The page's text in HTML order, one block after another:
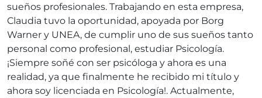
sueños profesionales. Trabajando en esta empresa,
Claudia tuvo la oportunidad, apoyada por Borg
Warner y UNEA, de cumplir uno de sus sueños tanto
personal como profesional, estudiar Psicología.
¡Siempre soñé con ser psicóloga y ahora es una
realidad, ya que finalmente he recibido mi título y
ahora soy licenciada en Psicología!. Actualmente,